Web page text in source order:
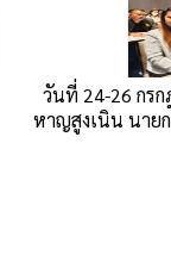
วันที่ 24-26 กร
หาญสูงเนิน นาย